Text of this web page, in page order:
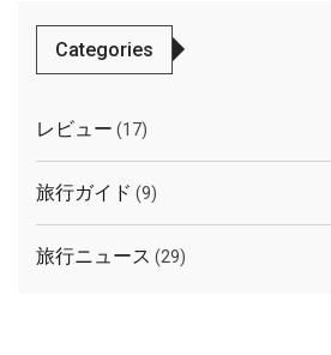
Categories
レビュー (17)
旅行ガイド (9)
旅行ニュース (29)